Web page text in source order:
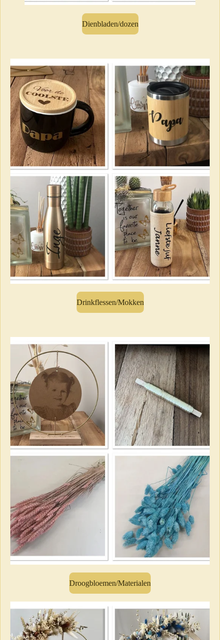
Dienbladen/dozen
Drinkflessen/Mokken
Droogbloemen/Materialen